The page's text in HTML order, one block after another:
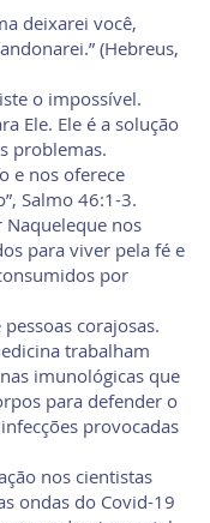
deixarei você,
(Hebreus,
o impossível.
Ele. Ele é a solução
problemas.
e nos oferece
Salmo 46:1-3.
Naqueleque nos
para viver pela fé e
por
corajosas.
trabalham
imunológicas que
para defender o
provocadas
nos cientistas
ondas do Covid-19